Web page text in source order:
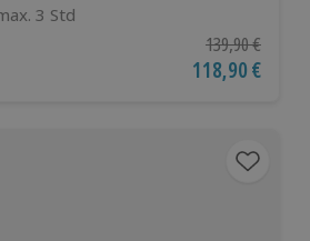
3 Std
basierend auf 254 Bewertungen
Ursprünglicher
139,90 €
Aktueller Preis
118,90 €